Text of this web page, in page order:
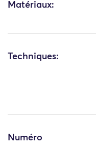
Matériaux:
Techniques:
Numéro